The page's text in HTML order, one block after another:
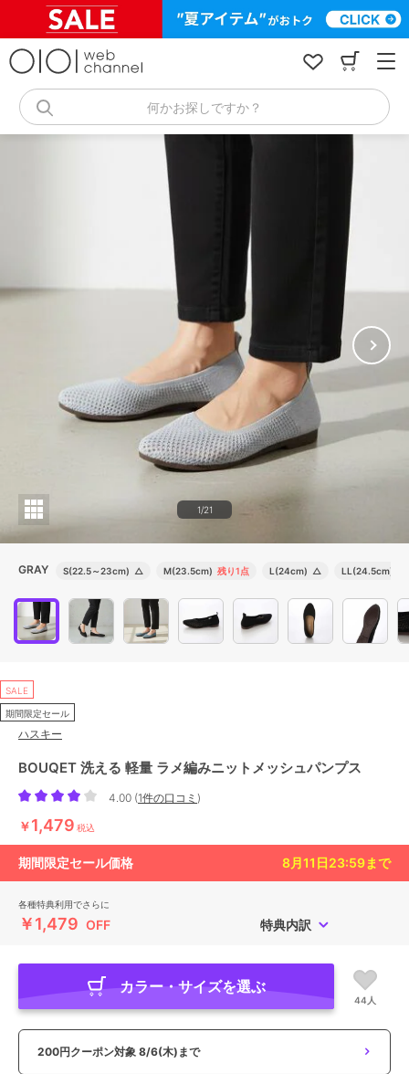
キ
何かお探しですか？
1/21
GRAY S(22.5～23cm) △ M(23.5cm) 残り1点 L(24cm) △ LL(24.5cm)
SALE
期間限定セール
ハスキー
BOUQET 洗える 軽量 ラメ編みニットメッシュパンプス
4.00 (1件の口コミ )
￥1,479 税込
期間限定セール価格 8月11日23:59まで
各種特典利用でさらに
￥1,479 OFF 特典内訳
カラー・サイズを選ぶ
44人
200円クーポン対象 8/6(木)まで